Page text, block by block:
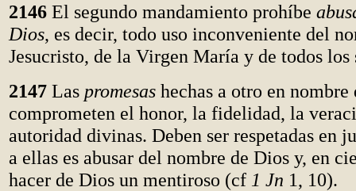
2146 El segundo mandamiento prohíbe
Dios, es decir, todo uso inconveniente del
Jesucristo, de la Virgen María y de todos los
2147 Las promesas hechas a otro en nombre
comprometen el honor, la fidelidad, la
autoridad divinas. Deben ser respetadas en
a ellas es abusar del nombre de Dios y, en
hacer de Dios un mentiroso (cf 1 Jn 1, 10).